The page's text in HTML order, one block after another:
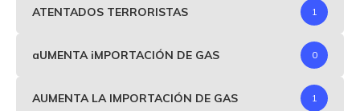
ATENTADOS TERRORISTAS 1
aUMENTA iMPORTACIÓN DE GAS 0
AUMENTA LA IMPORTACIÓN DE GAS 1